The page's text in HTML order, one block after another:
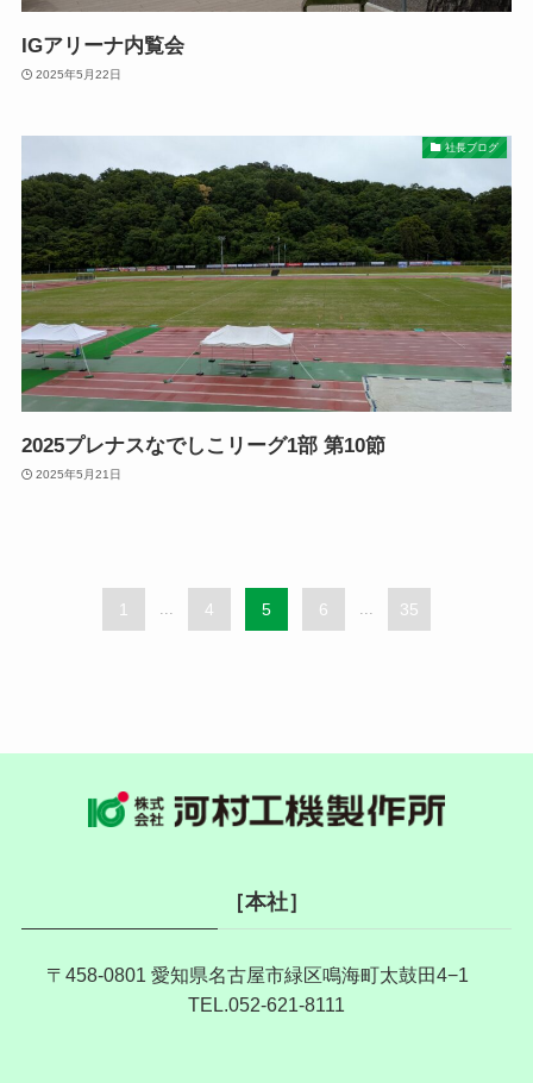
IGアリーナ内覧会
2025年5月22日
社長ブログ
2025プレナスなでしこリーグ1部 第10節
2025年5月21日
1 ... 4 5 6 ... 35
［本社］
〒458-0801 愛知県名古屋市緑区鳴海町太鼓田4−1
TEL.052-621-8111